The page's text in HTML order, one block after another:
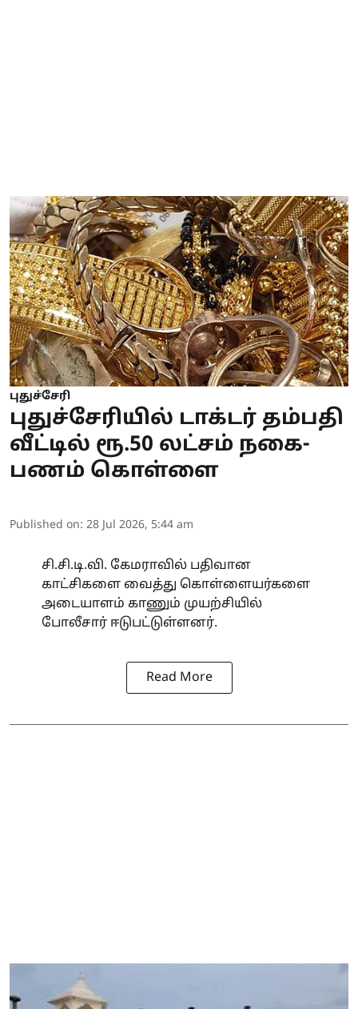
புதுச்சேரி
புதுச்சேரியில் டாக்டர் தம்பதி
வீட்டில் ரூ.50 லட்சம் நகை-
பணம் கொள்ளை
Published on: 28 Jul 2026, 5:44 am
சி.சி.டி.வி. கேமராவில் பதிவான
காட்சிகளை வைத்து கொள்ளையர்களை
அடையாளம் காணும் முயற்சியில்
போலீசார் ஈடுபட்டுள்ளனர்.
Read More